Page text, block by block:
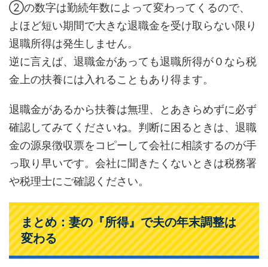
②の数字は勤続年数によって変わってくるので、
よほど短い期間で大きな退職金を受け取らない限り
退職所得は発生しません。
逆に言えば、退職金があっても退職所得が０なら税
金上の扶養には入れることもあり得ます。
退職金があるから扶養は無理、とあきらめずに必ず
確認してみてくださいね。判断に困るときは、退職
金の源泉徴収票をコピーして会社に相談するのが手
っ取り早いです。会社に聞きたくないときは税務署
や税理士にご確認ください。
まとめ：妻の『所得』で夫の年末調整は
変わる